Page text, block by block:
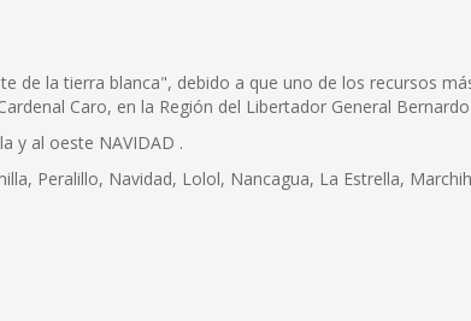
la tierra blanca", debido a que uno de los recursos
Caro, en la Región del Libertador General
y al oeste NAVIDAD .
Peralillo, Navidad, Lolol, Nancagua, La Estrella,